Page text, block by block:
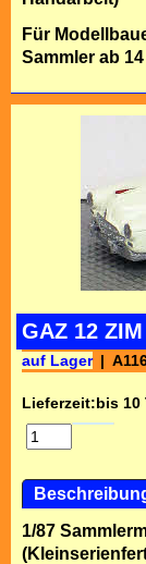
Für
Sammler ab
GAZ 12
auf Lager
Lieferzeit:bis 10
1/87